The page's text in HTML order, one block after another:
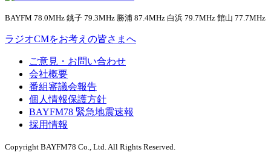
BAYFM 78.0MHz 銚子 79.3MHz 勝浦 87.4MHz 白浜 79.7MHz 館山 77.7MHz
ラジオCMをお考えの皆さまへ
ご意見・お問い合わせ
会社概要
番組審議会報告
個人情報保護方針
BAYFM78 緊急地震速報
採用情報
Copyright BAYFM78 Co., Ltd. All Rights Reserved.